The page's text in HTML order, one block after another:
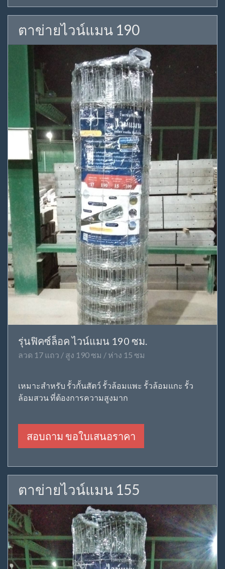
ตาข่ายไวน์แมน 190
รุ่นฟิคซ์ล็อค ไวน์แมน 190 ซม.
ลวด 17 แถว / สูง 190 ซม / ห่าง 15 ซม
เหมาะสำหรับ รั้วกั้นสัตว์ รั้วล้อมแพะ รั้วล้อมแกะ รั้ว
ล้อมสวน ที่ต้องการความสูงมาก
สอบถาม ขอใบเสนอราคา
ตาข่ายไวน์แมน 155